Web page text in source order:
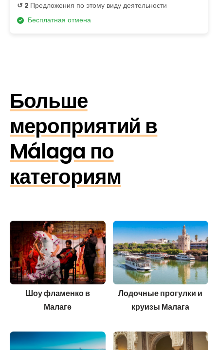
↺ 2 Предложения по этому виду деятельности
Бесплатная отмена
Больше
мероприятий в
Málaga по
категориям
Шоу фламенко в
Малаге
Лодочные прогулки и
круизы Малага